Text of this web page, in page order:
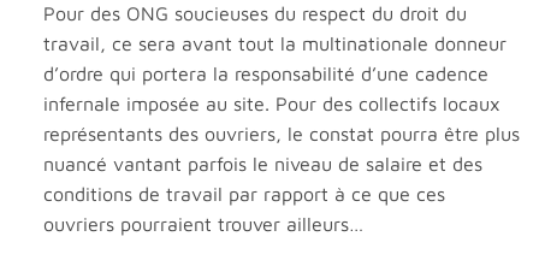
Pour des ONG soucieuses du respect du droit du
travail, ce sera avant tout la multinationale donneur
d’ordre qui portera la responsabilité d’une cadence
infernale imposée au site. Pour des collectifs locaux
représentants des ouvriers, le constat pourra être plus
nuancé vantant parfois le niveau de salaire et des
conditions de travail par rapport à ce que ces
ouvriers pourraient trouver ailleurs…